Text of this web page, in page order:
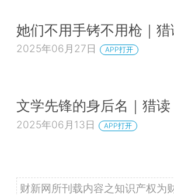
她们不用手铐不用枪｜猎
2025年06月27日 APP打开
文学先锋的身后名｜猎读
2025年06月13日 APP打开
财新网所刊载内容之知识产权为